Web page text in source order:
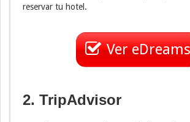
reservar tu hotel.
Ver eDreams
2. TripAdvisor